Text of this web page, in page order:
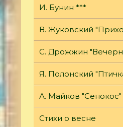
И. Бунин ***
В. Жуковский
С. Дрожжин
Я. Полонский
А. Майков "Сенокос"
Стихи о весне